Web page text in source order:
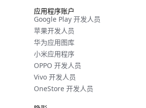
应用程序账户
Google Play 开发人员
苹果开发人员
华为应用图库
小米应用程序
OPPO 开发人员
Vivo 开发人员
OneStore 开发人员